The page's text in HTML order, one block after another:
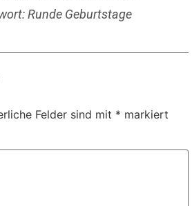
Runde Geburtstage
Felder sind mit * markiert